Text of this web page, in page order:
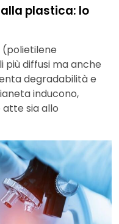
plastica: lo
(polietilene
diffusi ma anche
degradabilità e
inducono,
atte sia allo